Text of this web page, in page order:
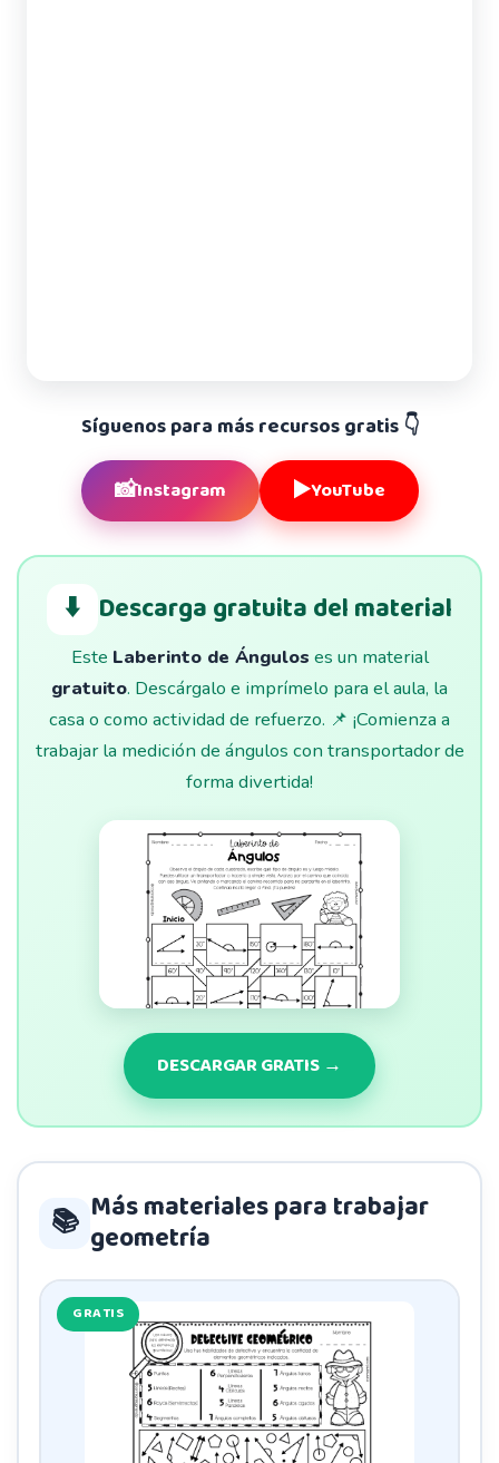
Síguenos para más recursos gratis 👇
📸Instagram ▶️YouTube
⬇️ Descarga gratuita del material
Este Laberinto de Ángulos es un material
gratuito. Descárgalo e imprímelo para el aula, la
casa o como actividad de refuerzo. 📌 ¡Comienza a
trabajar la medición de ángulos con transportador de
forma divertida!
DESCARGAR GRATIS →
📚 Más materiales para trabajar
geometría
GRATIS